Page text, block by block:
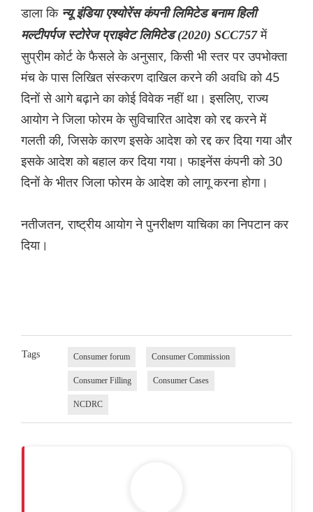
डाला कि न्यू इंडिया एश्योरेंस कंपनी लिमिटेड बनाम हिली
मल्टीपर्पज स्टोरेज प्राइवेट लिमिटेड (2020) SCC757में
सुप्रीम कोर्ट के फैसले के अनुसार, किसी भी स्तर पर उपभोक्ता
मंच के पास लिखित संस्करण दाखिल करने की अवधि को 45
दिनों से आगे बढ़ाने का कोई विवेक नहीं था। इसलिए, राज्य
आयोग ने जिला फोरम के सुविचारित आदेश को रद्द करने में
गलती की, जिसके कारण इसके आदेश को रद्द कर दिया गया और
इसके आदेश को बहाल कर दिया गया। फाइनेंस कंपनी को 30
दिनों के भीतर जिला फोरम के आदेश को लागू करना होगा।
नतीजतन, राष्ट्रीय आयोग ने पुनरीक्षण याचिका का निपटान कर
दिया।
Tags Consumer forum Consumer Commission
Consumer Filling Consumer Cases
NCDRC